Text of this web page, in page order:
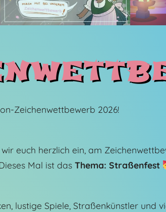
Zeichenwettbewerb 2026!
euch herzlich ein, am
Mal ist das Thema: Straßenfest
lustige Spiele, Straßenkünstler und